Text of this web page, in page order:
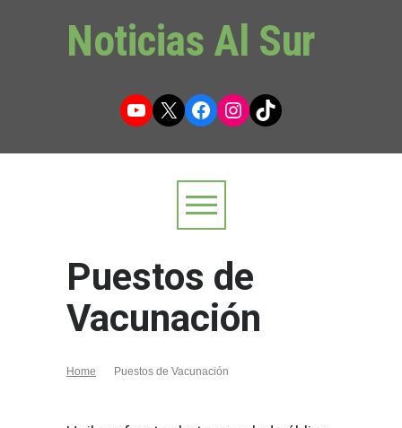
Noticias Al Sur
YouTube
X Facebook
Instagram
TikTok
Puestos de
Vacunación
Home Puestos de Vacunación